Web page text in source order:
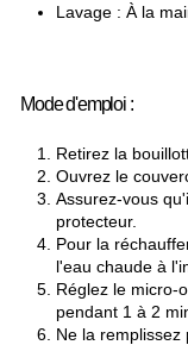
Lavage : À la
Mode d'emploi :
Retirez la
Ouvrez le
Assurez-vous
protecteur.
Pour la
l'eau chaude à
Réglez le micro-
pendant 1 à 2
Ne la